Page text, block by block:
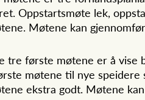
Oppstartsmøte lek,
Møtene kan
tre første møtene er å vise
møtene til nye
ekstra godt. Møtene